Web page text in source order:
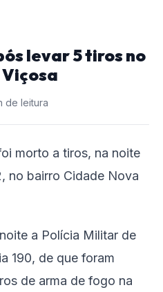
levar 5 tiros no
de leitura
morto a tiros, na noite
no bairro Cidade Nova
a Polícia Militar de
190, de que foram
de arma de fogo na